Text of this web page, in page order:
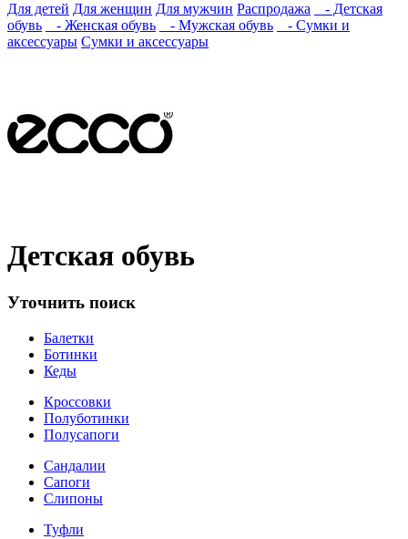
Для детей Для женщин Для мужчин Распродажа
- Детская
обувь
- Женская обувь - Мужская обувь
- Сумки и
аксессуары Сумки и аксессуары
Детская обувь
Уточнить поиск
Балетки
Ботинки
Кеды
Кроссовки
Полуботинки
Полусапоги
Сандалии
Сапоги
Слипоны
Туфли